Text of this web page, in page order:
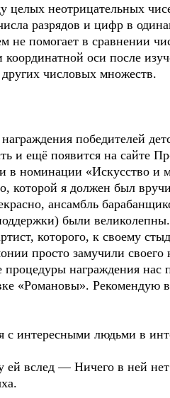
неотрицательных
разрядов и цифр в
не помогает в сравнении
оси после
числовых множеств.
победителей
и ещё появится на сайте
в номинации «Искусство и
которой я должен был
ансамбль
были
которого, к своему
просто замучили своего
награждения нас
«Романовы». Рекомендую
интересными людьми в
ей вслед — Ничего в ней